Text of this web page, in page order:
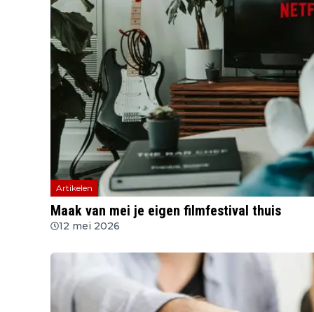
Artikelen
Maak van mei je eigen filmfestival thuis
12 mei 2026